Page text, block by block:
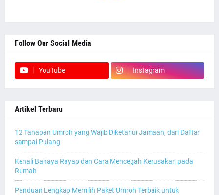
Follow Our Social Media
YouTube Instagram
Artikel Terbaru
12 Tahapan Umroh yang Wajib Diketahui Jamaah, dari Daftar
sampai Pulang
Kenali Bahaya Rayap dan Cara Mencegah Kerusakan pada
Rumah
Panduan Lengkap Memilih Paket Umroh Terbaik untuk